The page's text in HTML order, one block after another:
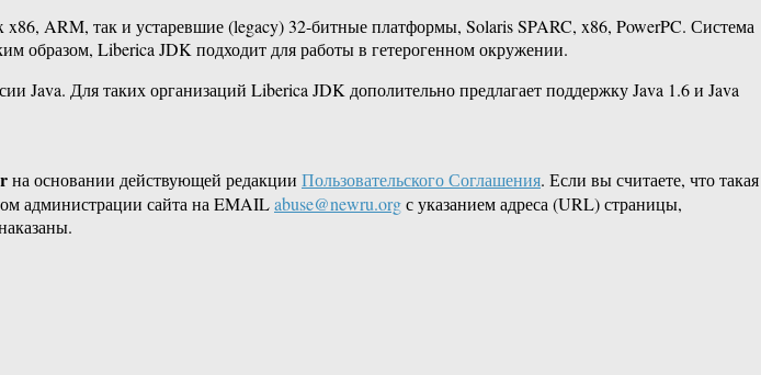
ARM, так и устаревшие (legacy) 32-​битные платформы, Solaris SPARC, x86, PowerPC. Система
образом, Liberica JDK подходит для работы в гетерогенном окружении.
Для таких организаций Liberica JDK дополительно предлагает поддержку Java 1.6 и Java
на основании действующей редакции Пользовательского Соглашения. Если вы считаете, что такая
администрации сайта на EMAILabuse@newru.orgс указанием адреса (URL) страницы,